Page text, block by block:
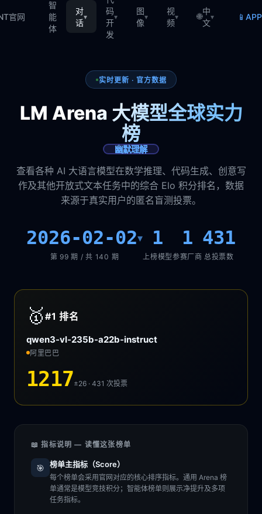
官网
智
能
体
对
话
▾
码
开
发
▾
图
像
▾
视
频
▾ 🌐
中
文
▾ 📱
实时更新 · 官方数据
LM Arena 大模型全球实力
榜
幽默理解
查看各种 AI 大语言模型在数学推理、代码生成、创意写
作及其他开放式文本任务中的综合 Elo 积分排名，数据
来源于真实用户的匿名盲测投票。
2026-02-02▾
第 99 期 / 共 140 期
1
上榜模型
1
参赛厂商
431
总投票数
🥇 #1排名
qwen3-vl-235b-a22b-instruct
阿里巴巴
1217±26 · 431次投票
📖 指标说明 — 读懂这张榜单
🎯 榜单主指标（Score）
每个榜单会采用官网对应的核心排序指标。通用 Arena 榜
单通常是模型竞技积分；智能体榜单则展示净提升及多项
任务指标。